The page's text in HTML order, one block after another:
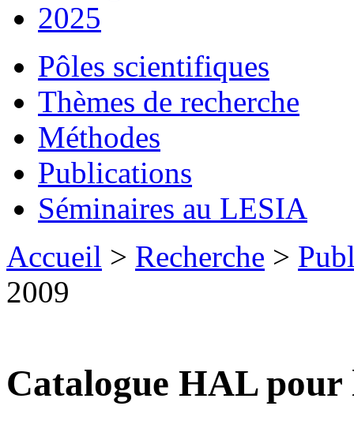
2025
Pôles scientifiques
Thèmes de recherche
Méthodes
Publications
Séminaires au LESIA
Accueil > Recherche >
2009
Catalogue HAL pour